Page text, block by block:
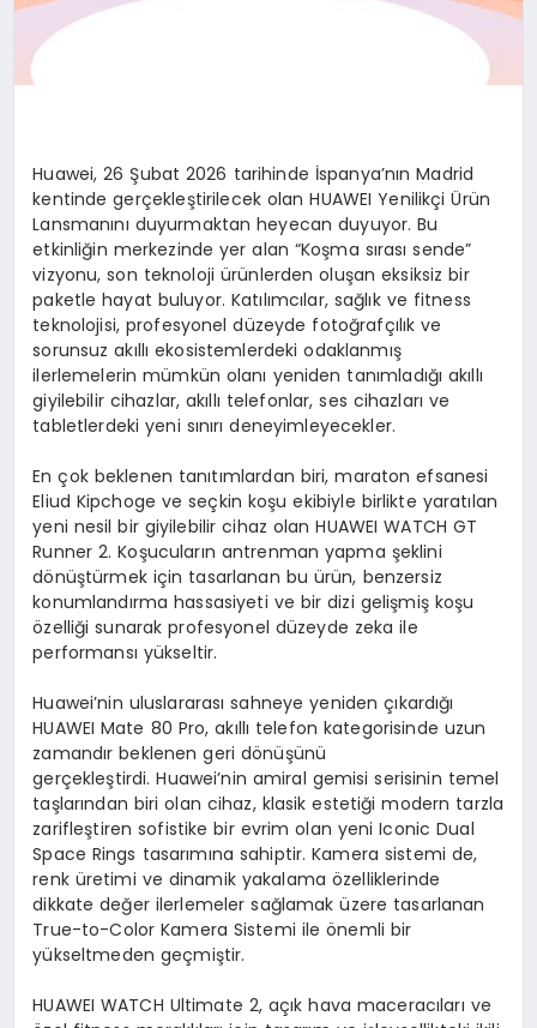
Huawei, 26 Şubat 2026 tarihinde İspanya’nın Madrid
kentinde gerçekleştirilecek olan HUAWEI Yenilikçi Ürün
Lansmanını duyurmaktan heyecan duyuyor. Bu
etkinliğin merkezinde yer alan “Koşma sırası sende”
vizyonu, son teknoloji ürünlerden oluşan eksiksiz bir
paketle hayat buluyor. Katılımcılar, sağlık ve fitness
teknolojisi, profesyonel düzeyde fotoğrafçılık ve
sorunsuz akıllı ekosistemlerdeki odaklanmış
ilerlemelerin mümkün olanı yeniden tanımladığı akıllı
giyilebilir cihazlar, akıllı telefonlar, ses cihazları ve
tabletlerdeki yeni sınırı deneyimleyecekler.
En çok beklenen tanıtımlardan biri, maraton efsanesi
Eliud Kipchoge ve seçkin koşu ekibiyle birlikte yaratılan
yeni nesil bir giyilebilir cihaz olan HUAWEI WATCH GT
Runner 2. Koşucuların antrenman yapma şeklini
dönüştürmek için tasarlanan bu ürün, benzersiz
konumlandırma hassasiyeti ve bir dizi gelişmiş koşu
özelliği sunarak profesyonel düzeyde zeka ile
performansı yükseltir.
Huawei’nin uluslararası sahneye yeniden çıkardığı
HUAWEI Mate 80 Pro, akıllı telefon kategorisinde uzun
zamandır beklenen geri dönüşünü
gerçekleştirdi. Huawei’nin amiral gemisi serisinin temel
taşlarından biri olan cihaz, klasik estetiği modern tarzla
zarifleştiren sofistike bir evrim olan yeni Iconic Dual
Space Rings tasarımına sahiptir. Kamera sistemi de,
renk üretimi ve dinamik yakalama özelliklerinde
dikkate değer ilerlemeler sağlamak üzere tasarlanan
True-to-Color Kamera Sistemi ile önemli bir
yükseltmeden geçmiştir.
HUAWEI WATCH Ultimate 2, açık hava maceracıları ve